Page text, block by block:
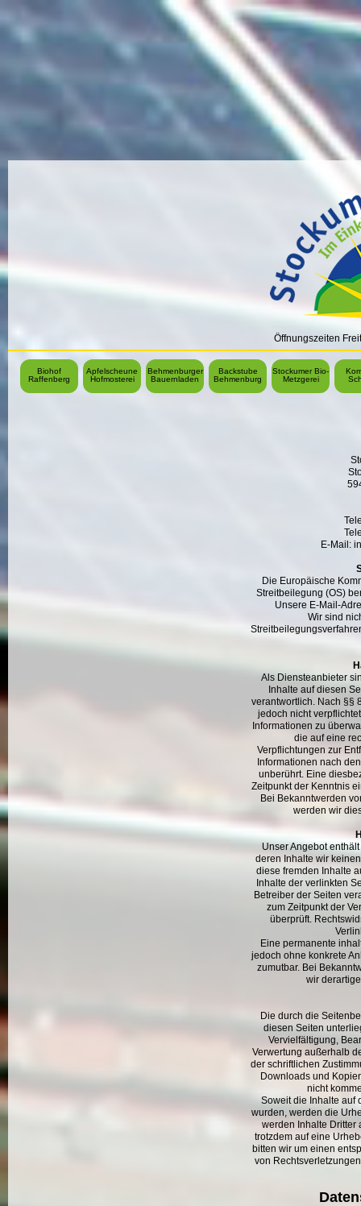
Öffnungszeiten
Biohof
Raffenberg
Apfelscheune
Hofmosterei
Behmenburger
Bauernladen
Backstube
Behmenburg
Stockumer Bio-
Metzgerei
E-Mail:
Die Europäische
Streitbeilegung (OS)
Unsere E-Mail-
Wir sind
Als Diensteanbieter
Inhalte auf diesen
verantwortlich. Nach §§
jedoch nicht
Informationen zu
die auf eine
Verpflichtungen zur
Informationen nach
unberührt. Eine
Zeitpunkt der Kenntnis
Bei Bekanntwerden
werden wir
Unser Angebot
deren Inhalte wir
diese fremden Inhalte
Inhalte der verlinkten
Betreiber der Seiten
zum Zeitpunkt der
überprüft.
Eine permanente
jedoch ohne konkrete
zumutbar. Bei
wir
Die durch die
diesen Seiten
Vervielfältigung,
Verwertung außerhalb
der schriftlichen
Downloads und
nicht
Soweit die Inhalte auf
wurden, werden die
werden Inhalte Dritter
trotzdem auf eine
bitten wir um einen
von